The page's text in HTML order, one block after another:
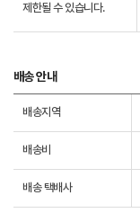
제한될 수 있습니다.
배송 안내
배송지역
배송비
배송 택배사